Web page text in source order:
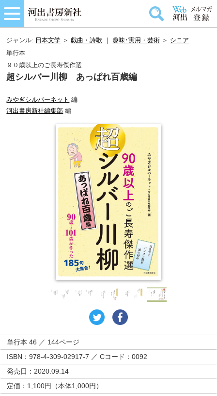
ジャンル: 日本文学 ＞戯曲・詩歌 ｜ 趣味･実用・芸術 ＞ シニア
単行本
９０歳以上のご長寿傑作選
超シルバー川柳 あっぱれ百歳編
みやぎシルバーネット 編
河出書房新社編集部 編
単行本 46 ／ 144ページ
ISBN：978-4-309-02917-7 ／ Cコード：0092
発売日：2020.09.14
定価：1,100円（本体1,000円）